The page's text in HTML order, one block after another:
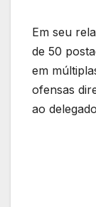
Em seu
de 50
em
ofensas
ao